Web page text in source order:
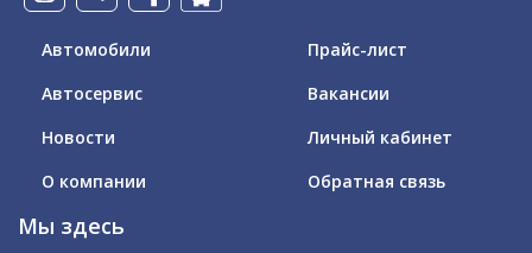
Автомобили
Автосервис
Новости
О компании
Прайс-лист
Вакансии
Личный кабинет
Обратная связь
Мы здесь